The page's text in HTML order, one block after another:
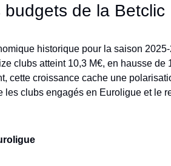
de la Betclic
historique pour la saison
clubs atteint 10,3 M€, en hausse de
cette croissance cache une
les clubs engagés en Euroligue et le